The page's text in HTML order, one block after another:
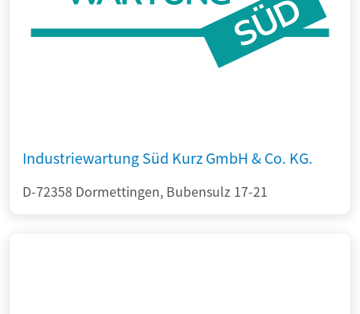
Industriewartung Süd Kurz GmbH & Co. KG.
D-72358 Dormettingen, Bubensulz 17-21